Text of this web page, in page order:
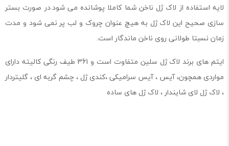
لایه استفاده از لاک ژل ناخن شما کاملا پوشانده می شود.در صورت بستر
سازی صحیح این لاک ژل به هیچ عنوان چروک و لب پر نمی شود و مدت
زمان نسبتا طولانی روی ناخن ماندگار است.
ایتم های برند لاک ژل سلین متفاوت است و 361 طیف رنگی کالیته دارای
مواردی همچون، آیس ، آیس سرامیکی ،کندی ژل ، چشم گربه ای ، گلیتردار
، لاک ژل لای شایندار ، لاک ژل های ساده